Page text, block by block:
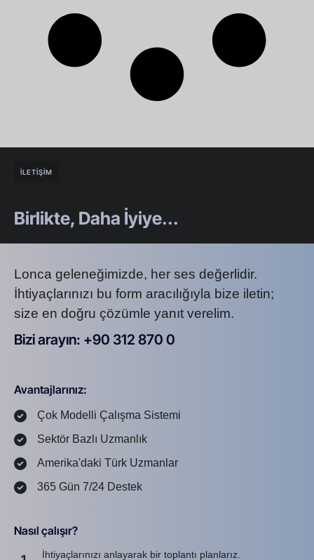
İLETİŞİM
Birlikte, Daha İyiye...
Lonca geleneğimizde, her ses değerlidir.
İhtiyaçlarınızı bu form aracılığıyla bize iletin;
size en doğru çözümle yanıt verelim.
Bizi arayın: +90 312 870 0
Avantajlarınız:
Çok Modelli Çalışma Sistemi
Sektör Bazlı Uzmanlık
Amerika'daki Türk Uzmanlar
365 Gün 7/24 Destek
Nasıl çalışır?
İhtiyaçlarınızı anlayarak bir toplantı planlarız.